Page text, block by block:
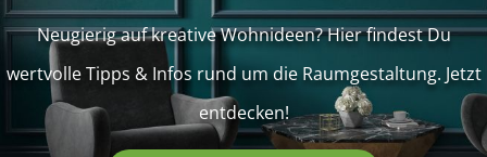
Neugierig auf kreative Wohnideen? Hier findest Du
wertvolle Tipps & Infos rund um die Raumgestaltung. Jetzt
entdecken!